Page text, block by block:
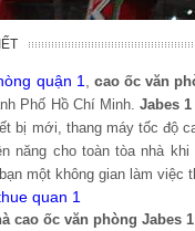
quận 1 cao ốc văn
Phố Hồ Chí Minh. Jabes1
bị mới, thang máy tốc độ
năng cho toàn tòa nhà
một không gian làm việc
quan 1
cao ốc văn phòng Jabes